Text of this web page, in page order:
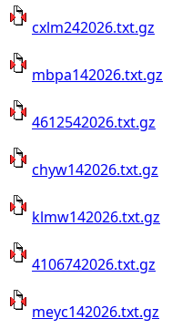
cxlm242026.txt.gz
mbpa142026.txt.gz
4612542026.txt.gz
chyw142026.txt.gz
klmw142026.txt.gz
4106742026.txt.gz
meyc142026.txt.gz